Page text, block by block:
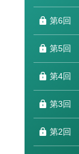
第6回
第5回
第4回
第3回
第2回